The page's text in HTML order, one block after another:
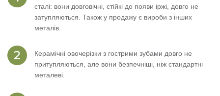
сталі: вони довговічні, стійкі до появи іржі, довго не
затупляються. Також у продажу є вироби з інших
металів.
Керамічні овочерізки з гострими зубами довго не
притупляються, але вони безпечніші, ніж стандартні
металеві.